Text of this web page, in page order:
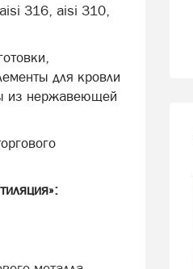
316, aisi 310,
для кровли
из нержавеющей